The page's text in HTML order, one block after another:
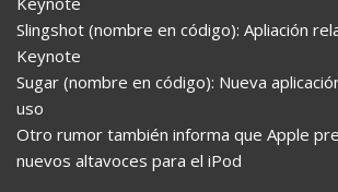
Slingshot (nombre en código): Apliación
Keynote
Sugar (nombre en código): Nueva
uso
Otro rumor también informa que Apple
nuevos altavoces para el iPod